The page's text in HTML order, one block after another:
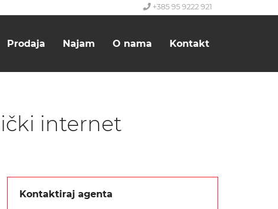
+385 95 9222 921
Prodaja Najam O nama Kontakt
internet
Kontaktiraj agenta